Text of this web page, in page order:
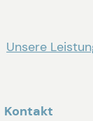
Unsere
Kontakt